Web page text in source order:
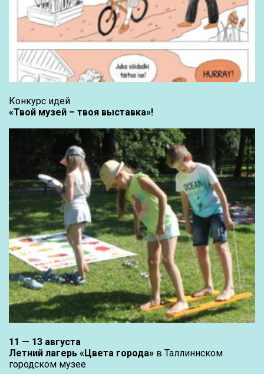
Конкурс идей
«Твой музей – твоя выставка»!
11 — 13 августа
Летний лагерь «Цвета города» в Таллиннском
городском музее